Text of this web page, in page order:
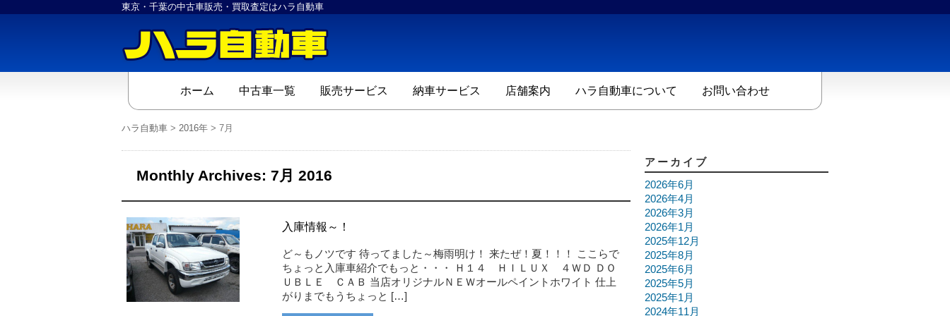
東京・千葉の中古車販売・買取査定はハラ自動車
ホーム 中古車一覧 販売サービス 納車サービス 店舗案内 ハラ自動車について お問い合わせ
ハラ自動車 > 2016年 > 7月
Monthly Archives: 7月 2016
入庫情報～！
ど～もノツです 待ってました～梅雨明け！ 来たぜ！夏！！！ ここらで
ちょっと入庫車紹介でもっと・・・ Ｈ１４ ＨＩＬＵＸ ４ＷＤ ＤＯ
ＵＢＬＥ ＣＡＢ 当店オリジナルＮＥＷオールペイントホワイト 仕上
がりまでもうちょっと […]
アーカイブ
2026年6月
2026年4月
2026年3月
2026年1月
2025年12月
2025年8月
2025年6月
2025年5月
2025年1月
2024年11月